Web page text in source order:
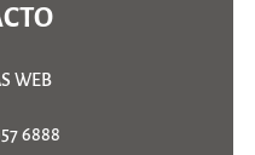
WEB
6888